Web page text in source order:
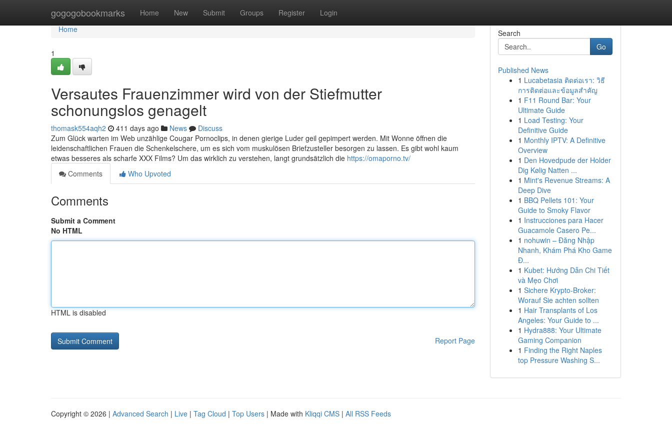
gogogobookmarks Home New Submit Groups Register Login
Home
Home
1
Versautes Frauenzimmer wird von der Stiefmutter
schonungslos genagelt
thomask554aqh2 411 days ago News
Discuss
Zum Glück warten im Web unzählige Cougar Pornoclips, in denen gierige Luder geil gepimpert werden. Mit Wonne öffnen die
leidenschaftlichen Frauen die Schenkelschere, um es sich vom muskulösen Briefzusteller besorgen zu lassen. Es gibt wohl kaum
etwas besseres als scharfe XXX Films? Um das wirklich zu verstehen, langt grundsätzlich die https://omaporno.tv/
Comments
Who Upvoted
Comments
Submit a Comment
No HTML
HTML is disabled
Report Page
Search
Go
Published News
1 Lucabetasia ติดต่อเรา: วิธี
การติดต่อและข้อมูลสำคัญ
1 F11 Round Bar: Your
Ultimate Guide
1 Load Testing: Your
Definitive Guide
1 Monthly IPTV: A Definitive
Overview
1 Den Hovedpude der Holder
Dig Kølig Natten ...
1 Mint's Revenue Streams: A
Deep Dive
1 BBQ Pellets 101: Your
Guide to Smoky Flavor
1 Instrucciones para Hacer
Guacamole Casero Pe...
1 nohuwin – Đăng Nhập
Nhanh, Khám Phá Kho Game
Đ...
1 Kubet: Hướng Dẫn Chi Tiết
và Mẹo Chơi
1 Sichere Krypto-Broker:
Worauf Sie achten sollten
1 Hair Transplants of Los
Angeles: Your Guide to ...
1 Hydra888: Your Ultimate
Gaming Companion
1 Finding the Right Naples
top Pressure Washing S...
Copyright © 2026 | Advanced Search | Live | Tag Cloud | Top Users | Made with Kliqqi CMS | All RSS Feeds